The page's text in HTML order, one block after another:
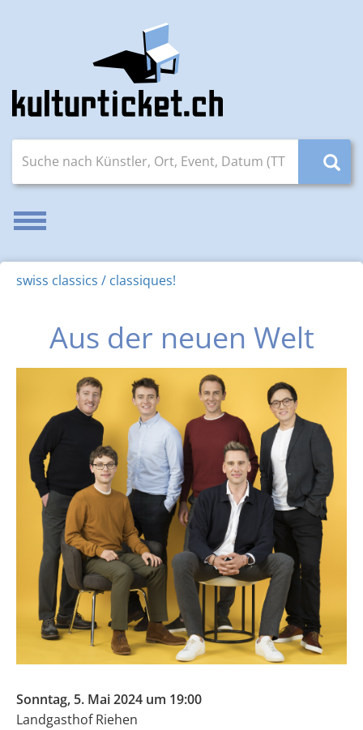
Navigation aktivieren/deaktivieren
swiss classics / classiques!
Aus der neuen Welt
Sonntag, 5. Mai 2024 um 19:00
Landgasthof Riehen